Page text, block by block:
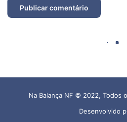
Na Balança NF © 2022, Todos
Desenvolvido